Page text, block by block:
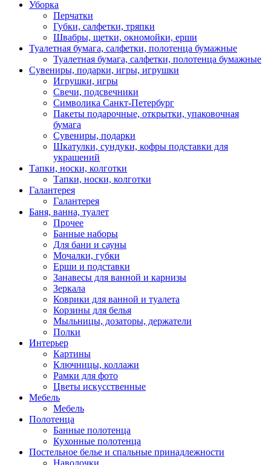
Уборка
Перчатки
Губки, салфетки, тряпки
Швабры, щетки, окномойки, ерши
Туалетная бумага, салфетки, полотенца бумажные
Туалетная бумага, салфетки, полотенца бумажные
Сувениры, подарки, игры, игрушки
Игрушки, игры
Свечи, подсвечники
Символика Санкт-Петербург
Пакеты подарочные, открытки, упаковочная
бумага
Сувениры, подарки
Шкатулки, сундуки, кофры подставки для
украшений
Тапки, носки, колготки
Тапки, носки, колготки
Галантерея
Галантерея
Баня, ванна, туалет
Прочее
Банные наборы
Для бани и сауны
Мочалки, губки
Ерши и подставки
Занавесы для ванной и карнизы
Зеркала
Коврики для ванной и туалета
Корзины для белья
Мыльницы, дозаторы, держатели
Полки
Интерьер
Картины
Ключницы, коллажи
Рамки для фото
Цветы искусственные
Мебель
Мебель
Полотенца
Банные полотенца
Кухонные полотенца
Постельное белье и спальные принадлежности
Наволочки